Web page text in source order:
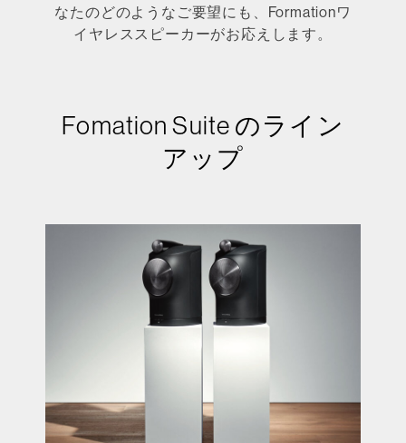
なたのどのようなご要望にも、Formationワ
イヤレススピーカーがお応えします。
Fomation Suite のライン
アップ